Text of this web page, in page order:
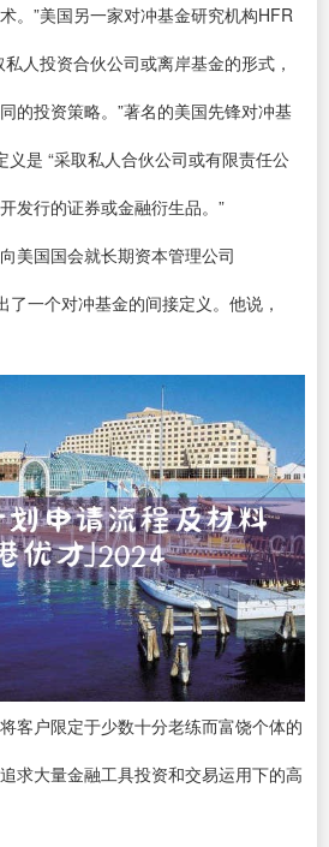
。”美国另一家对冲基金研究机构HFR
人投资合伙公司或离岸基金的形式，
的投资策略。”著名的美国先锋对冲基
义是 “采取私人合伙公司或有限责任公
发行的证券或金融衍生品。”
美国国会就长期资本管理公司
了一个对冲基金的间接定义。他说，
客户限定于少数十分老练而富饶个体的
求大量金融工具投资和交易运用下的高